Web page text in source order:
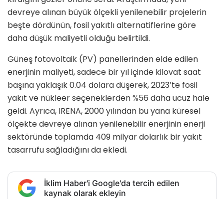
devreye alınan büyük ölçekli yenilenebilir projelerin
beşte dördünün, fosil yakıtlı alternatiflerine göre
daha düşük maliyetli olduğu belirtildi.
Güneş fotovoltaik (PV) panellerinden elde edilen
enerjinin maliyeti, sadece bir yıl içinde kilovat saat
başına yaklaşık 0.04 dolara düşerek, 2023’te fosil
yakıt ve nükleer seçeneklerden %56 daha ucuz hale
geldi. Ayrıca, IRENA, 2000 yılından bu yana küresel
ölçekte devreye alınan yenilenebilir enerjinin enerji
sektöründe toplamda 409 milyar dolarlık bir yakıt
tasarrufu sağladığını da ekledi.
İklim Haber'i Google'da tercih edilen
kaynak olarak ekleyin